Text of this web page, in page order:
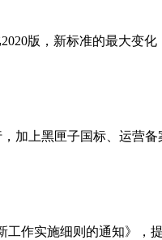
版，新标准的最大变
加上黑匣子国标、运
作实施细则的通知》